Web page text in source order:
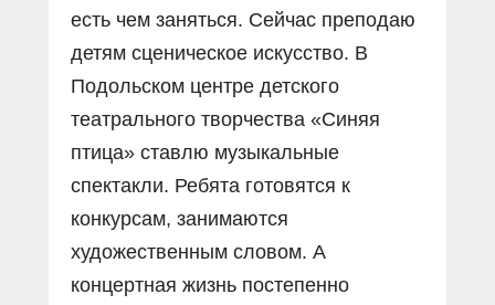
есть чем заняться. Сейчас преподаю
детям сценическое искусство. В
Подольском центре детского
театрального творчества «Синяя
птица» ставлю музыкальные
спектакли. Ребята готовятся к
конкурсам, занимаются
художественным словом. А
концертная жизнь постепенно